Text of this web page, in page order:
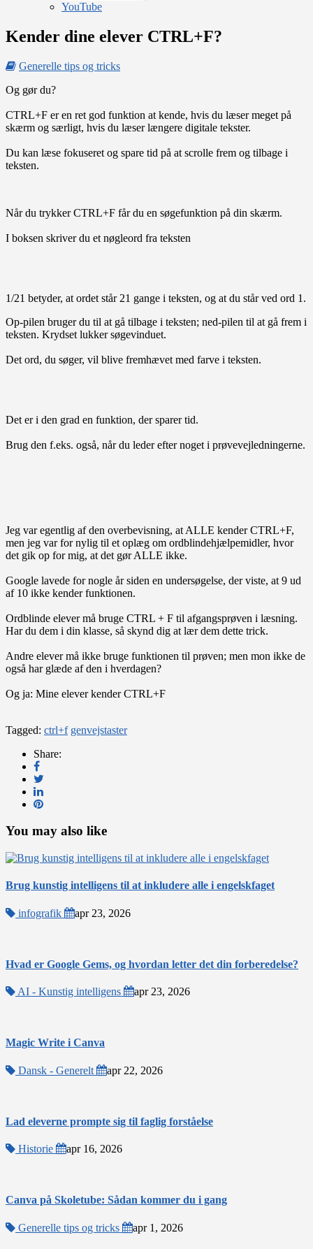
YouTube
Kender dine elever CTRL+F?
Generelle tips og tricks
Og gør du?
CTRL+F er en ret god funktion at kende, hvis du læser meget på
skærm og særligt, hvis du læser længere digitale tekster.
Du kan læse fokuseret og spare tid på at scrolle frem og tilbage i
teksten.
Når du trykker CTRL+F får du en søgefunktion på din skærm.
I boksen skriver du et nøgleord fra teksten
1/21 betyder, at ordet står 21 gange i teksten, og at du står ved ord 1.
Op-pilen bruger du til at gå tilbage i teksten; ned-pilen til at gå frem i
teksten. Krydset lukker søgevinduet.
Det ord, du søger, vil blive fremhævet med farve i teksten.
Det er i den grad en funktion, der sparer tid.
Brug den f.eks. også, når du leder efter noget i prøvevejledningerne.
Jeg var egentlig af den overbevisning, at ALLE kender CTRL+F,
men jeg var for nylig til et oplæg om ordblindehjælpemidler, hvor
det gik op for mig, at det gør ALLE ikke.
Google lavede for nogle år siden en undersøgelse, der viste, at 9 ud
af 10 ikke kender funktionen.
Ordblinde elever må bruge CTRL + F til afgangsprøven i læsning.
Har du dem i din klasse, så skynd dig at lær dem dette trick.
Andre elever må ikke bruge funktionen til prøven; men mon ikke de
også har glæde af den i hverdagen?
Og ja: Mine elever kender CTRL+F
Tagged: ctrl+f genvejstaster
Share:
You may also like
Brug kunstig intelligens til at inkludere alle i engelskfaget
infografik apr 23, 2026
Hvad er Google Gems, og hvordan letter det din forberedelse?
AI - Kunstig intelligens apr 23, 2026
Magic Write i Canva
Dansk - Generelt apr 22, 2026
Lad eleverne prompte sig til faglig forståelse
Historie apr 16, 2026
Canva på Skoletube: Sådan kommer du i gang
Generelle tips og tricks apr 1, 2026